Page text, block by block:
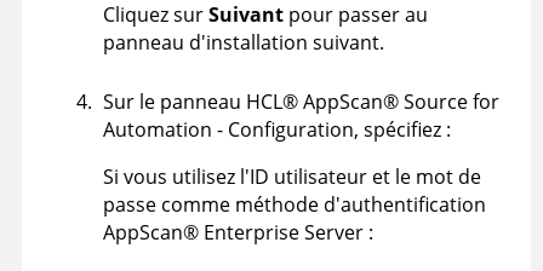
Cliquez surSuivant pour passer au
panneau d'installation suivant.
Sur le panneau HCL®AppScan®Source for
Automation - Configuration, spécifiez :
Si vous utilisez l'ID utilisateur et le mot de
passe comme méthode d'authentification
AppScan® Enterprise Server :